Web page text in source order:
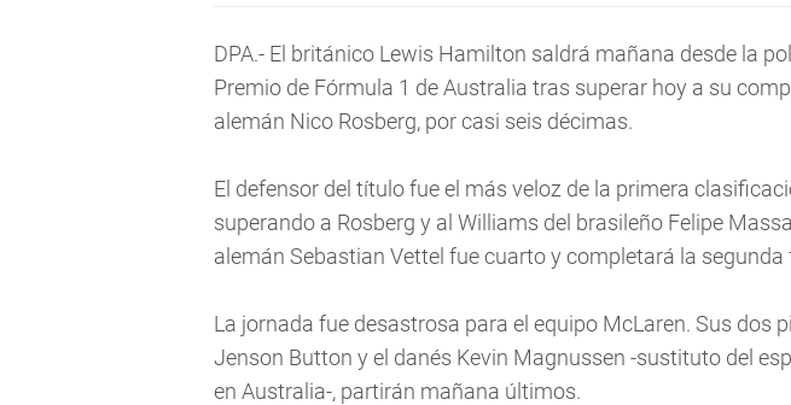
DPA.- El británico Lewis Hamilton saldrá mañana desde la
Premio de Fórmula 1 de Australia tras superar hoy a su
alemán Nico Rosberg, por casi seis décimas.
El defensor del título fue el más veloz de la primera
superando a Rosberg y al Williams del brasileño Felipe
alemán Sebastian Vettel fue cuarto y completará la segunda
La jornada fue desastrosa para el equipo McLaren. Sus dos
Jenson Button y el danés Kevin Magnussen -sustituto del
en Australia-, partirán mañana últimos.